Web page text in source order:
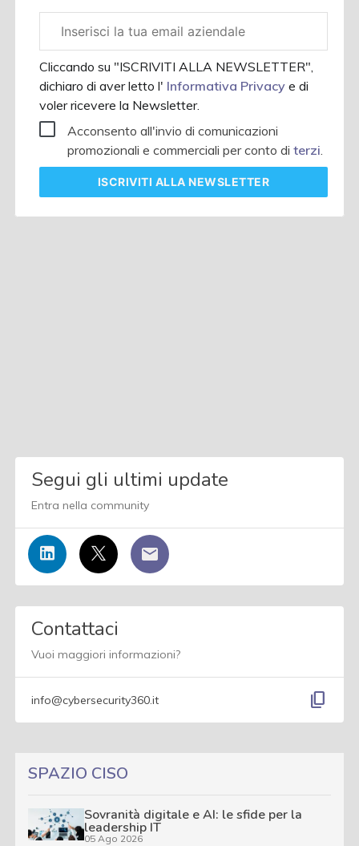
aziendale
Cliccando su "ISCRIVITI ALLA NEWSLETTER",
dichiaro di aver letto l' Informativa Privacye di
voler ricevere la Newsletter.
Acconsento all'invio di comunicazioni
promozionali e commerciali per conto diterzi.
ISCRIVITI ALLA NEWSLETTER
Segui gli ultimi update
Entra nella community
Contattaci
Vuoi maggiori informazioni?
info@cybersecurity360.it content_copy
SPAZIO CISO
Sovranità digitale e AI: le sfide per la
leadership IT
05 Ago 2026